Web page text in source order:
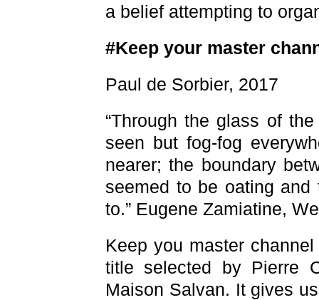
a belief attempting to
#Keep your master
Paul de Sorbier, 2017
“Through the glass of
seen but fog-fog
nearer; the boundary
seemed to be oating
to.” Eugene Zamiatine,
Keep you master
title selected by Pierre
Maison Salvan. It gives